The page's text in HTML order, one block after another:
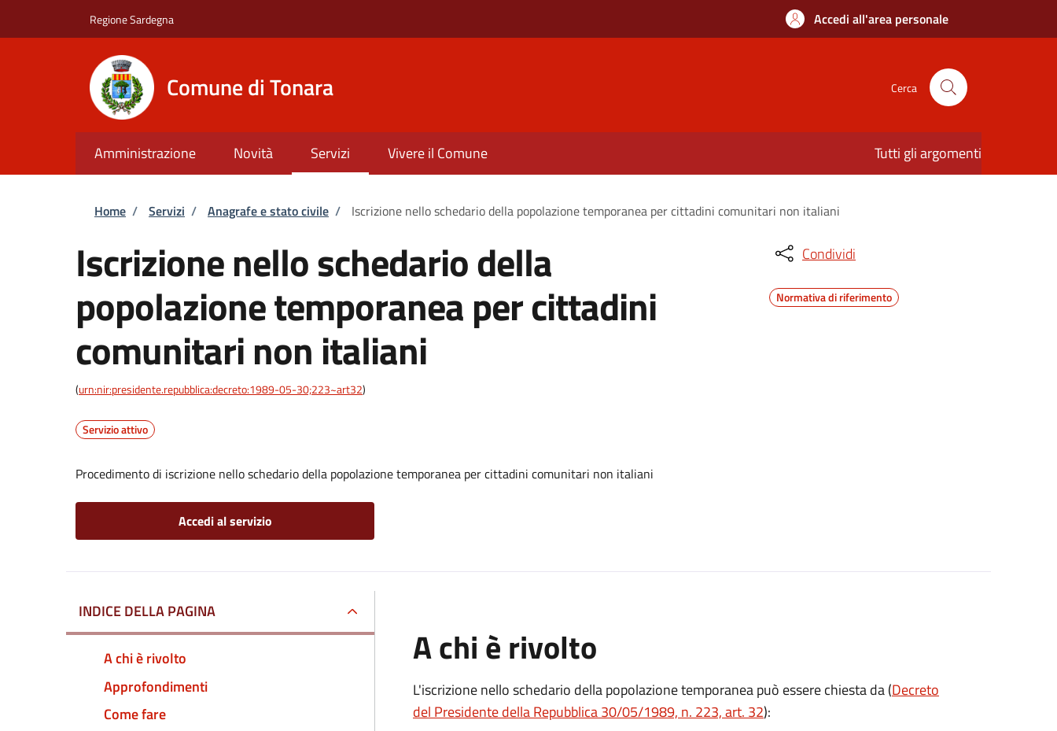
Regione Sardegna Accedi all'area personale
Comune di Tonara Cerca
Amministrazione Novità Servizi Vivere il Comune Tutti gli argomenti
Briciole di pane
Home / Servizi / Anagrafe e stato civile / Iscrizione nello schedario della popolazione temporanea per cittadini comunitari non italiani
Iscrizione nello schedario della
popolazione temporanea per cittadini
comunitari non italiani
(urn:nir:presidente.repubblica:decreto:1989-05-30;223~art32)
Servizio attivo
Procedimento di iscrizione nello schedario della popolazione temporanea per cittadini comunitari non italiani
Accedi al servizio
Condividi
Normativa di riferimento
INDICE DELLA PAGINA
A chi è rivolto
Approfondimenti
Come fare
A chi è rivolto
L'iscrizione nello schedario della popolazione temporanea può essere chiesta da (Decreto
del Presidente della Repubblica 30/05/1989, n. 223, art. 32):